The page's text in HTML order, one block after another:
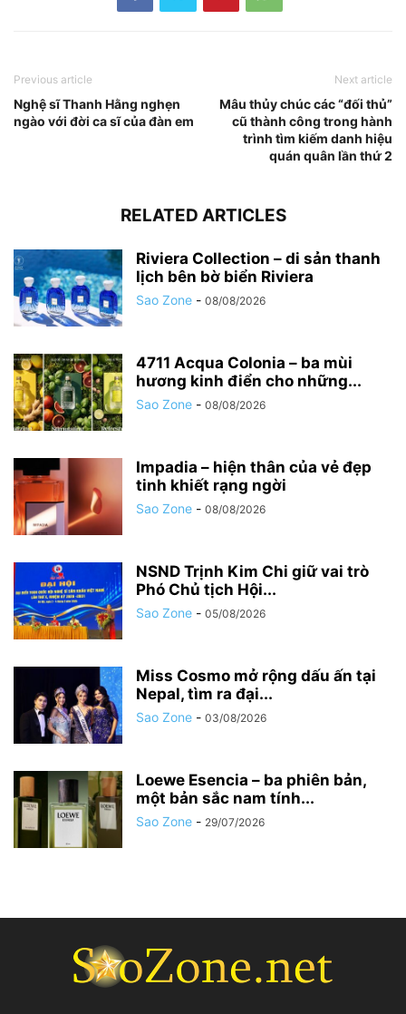
Previous article
Nghệ sĩ Thanh Hằng nghẹn
ngào với đời ca sĩ của đàn em
Next article
Mâu thủy chúc các “đối thủ”
cũ thành công trong hành
trình tìm kiếm danh hiệu
quán quân lần thứ 2
RELATED ARTICLES
Riviera Collection – di sản thanh
lịch bên bờ biển Riviera
Sao Zone - 08/08/2026
4711 Acqua Colonia – ba mùi
hương kinh điển cho những...
Sao Zone - 08/08/2026
Impadia – hiện thân của vẻ đẹp
tinh khiết rạng ngời
Sao Zone - 08/08/2026
NSND Trịnh Kim Chi giữ vai trò
Phó Chủ tịch Hội...
Sao Zone - 05/08/2026
Miss Cosmo mở rộng dấu ấn tại
Nepal, tìm ra đại...
Sao Zone - 03/08/2026
Loewe Esencia – ba phiên bản,
một bản sắc nam tính...
Sao Zone - 29/07/2026